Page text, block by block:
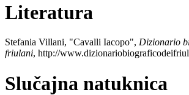
Literatura
Stefania Villani, "Cavalli Iacopo", Dizionario
friulani, http://
Slučajna natuknica